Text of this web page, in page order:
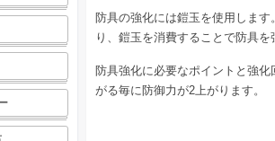
防具の強化には鎧玉を使用しま
り、鎧玉を消費することで防具を
防具強化に必要なポイントと強
がる毎に防御力が2上がります。